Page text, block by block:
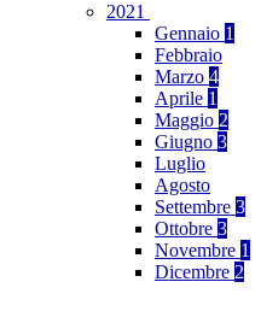
2021
Gennaio 1
Febbraio
Marzo 4
Aprile 1
Maggio 2
Giugno 3
Luglio
Agosto
Settembre 3
Ottobre 3
Novembre 1
Dicembre 2